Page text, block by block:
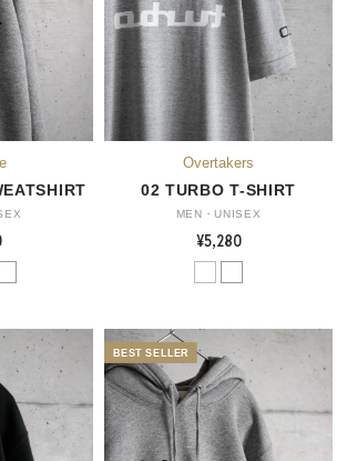
02 TURBO T-SHIRT
MEN・UNISEX
¥5,280